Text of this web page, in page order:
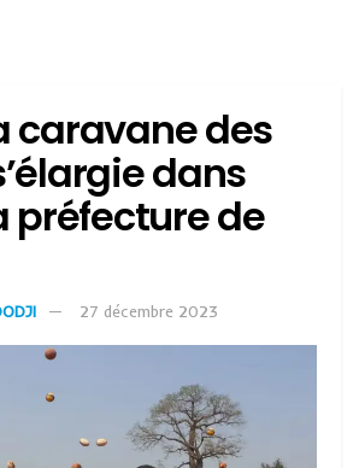
caravane des
dans
préfecture de
27 décembre 2023